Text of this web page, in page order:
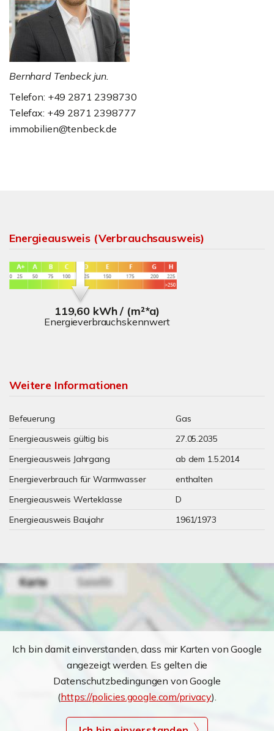
Bernhard Tenbeck jun.
Telefon: +49 2871 2398730
Telefax: +49 2871 2398777
immobilien@tenbeck.de
Energieausweis (Verbrauchsausweis)
119,60 kWh / (m²*a)
Energieverbrauchskennwert
Weitere Informationen
Befeuerung
Gas
Energieausweis gültig bis
27.05.2035
Energieausweis Jahrgang
ab dem 1.5.2014
Energieverbrauch für Warmwasser
enthalten
Energieausweis Werteklasse
D
Energieausweis Baujahr
1961/1973
Ich bin damit einverstanden, dass mir Karten von Google
angezeigt werden. Es gelten die
Datenschutzbedingungen von Google
(https://policies.google.com/privacy).